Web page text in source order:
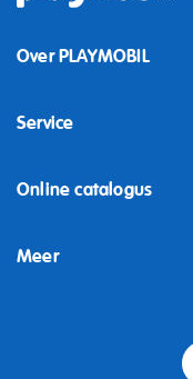
Over PLAYMOBIL
Service
Online catalogus
Meer